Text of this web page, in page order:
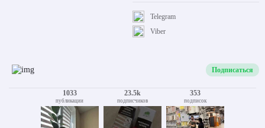
Viber
Telegram
Подписаться
1033
публикации
23.5k
подписчиков
353
подписок